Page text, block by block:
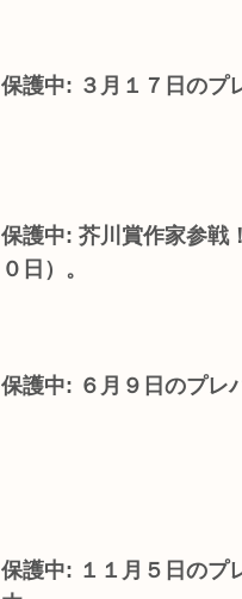
保護中: ３月１７日のプ
保護中: 芥川賞作家参戦
０日）。
保護中: ６月９日のプレ
保護中: １１月５日のプ